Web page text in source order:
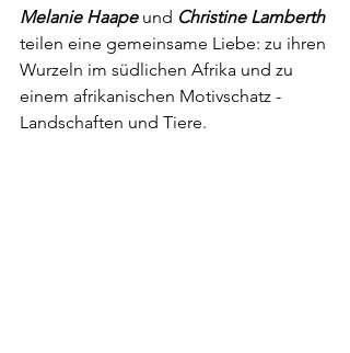
Melanie Haape und Christine Lamberth
teilen eine gemeinsame Liebe: zu ihren
Wurzeln im südlichen Afrika und zu
einem afrikanischen Motivschatz -
Landschaften und Tiere.